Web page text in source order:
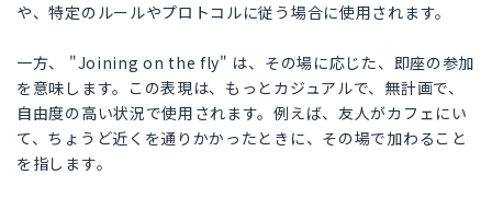
や、特定のルールやプロトコルに従う場合に使用されます。
一方、 "Joining on the fly" は、その場に応じた、即座の参加
を意味します。この表現は、もっとカジュアルで、無計画で、
自由度の高い状況で使用されます。例えば、友人がカフェにい
て、ちょうど近くを通りかかったときに、その場で加わること
を指します。